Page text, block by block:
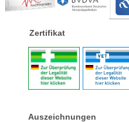
Zertifikat
Auszeichnungen